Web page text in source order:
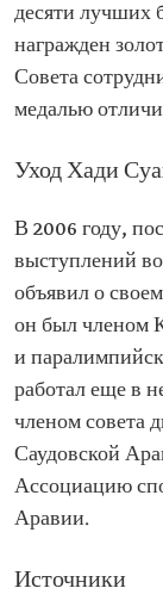
десяти лучших
награжден
Совета
медалью
Уход Хади
В 2006 году,
выступлений
объявил о
он был членом
и
работал еще в
членом совета
Саудовской
Ассоциацию
Аравии.
Источники